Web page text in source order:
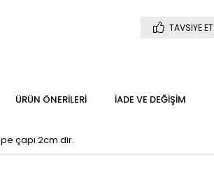
TAVSIYE ET
ÜRÜN ÖNERILERI İADE VE DEĞIŞIM
çapı 2cm dir.